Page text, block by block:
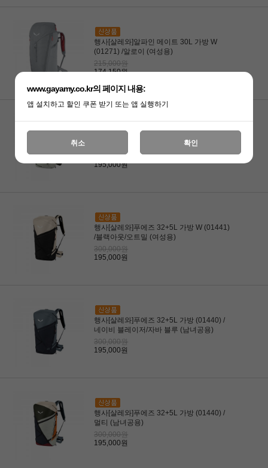
행사[살레와]알파인 메이트 30L 가방 W
(01271) /알로이 (여성용)
215,000원
174,150원
행사[살레와]푸에즈 32+5L 가방 W (01441)
/쉐도우/다크 올리브 (여성용)
300,000원
195,000원
행사[살레와]푸에즈 32+5L 가방 W (01441)
/블랙아웃/오트밀 (여성용)
300,000원
195,000원
행사[살레와]푸에즈 32+5L 가방 (01440) /
네이비 블레이저/자바 블루 (남녀공용)
300,000원
195,000원
행사[살레와]푸에즈 32+5L 가방 (01440) /
멀티 (남녀공용)
300,000원
195,000원
www.gayamy.co.kr의 페이지 내용:
앱 설치하고 할인 쿠폰 받기 또는 앱 실행하기
취소 확인